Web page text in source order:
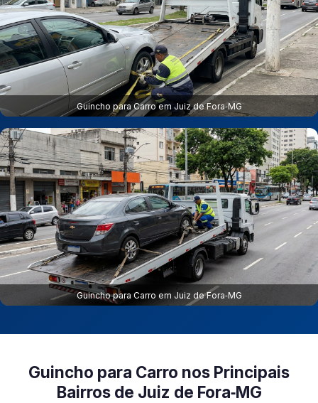
Guincho para Carro em Juiz de Fora‑MG
Guincho para Carro em Juiz de Fora‑MG
Guincho para Carro nos Principais
Bairros de Juiz de Fora‑MG